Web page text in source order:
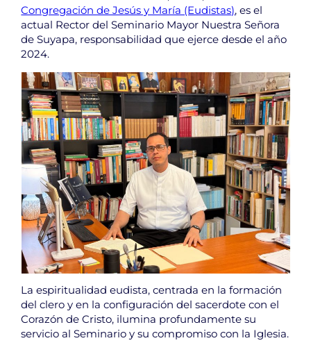
Congregación de Jesús y María (Eudistas), es el
actual Rector del Seminario Mayor Nuestra Señora
de Suyapa, responsabilidad que ejerce desde el año
2024.
La espiritualidad eudista, centrada en la formación
del clero y en la configuración del sacerdote con el
Corazón de Cristo, ilumina profundamente su
servicio al Seminario y su compromiso con la Iglesia.